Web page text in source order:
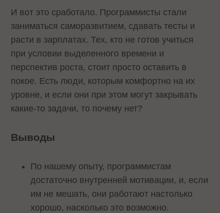
И вот это сработало. Программисты стали
заниматься саморазвитием, сдавать тесты и
расти в зарплатах. Тех, кто не готов учиться
при условии выделенного времени и
перспектив роста, стоит просто оставить в
покое. Есть люди, которым комфортно на их
уровне, и если они при этом могут закрывать
какие-то задачи, то почему нет?
Выводы
По нашему опыту, программистам
достаточно внутренней мотивации, и, если
им не мешать, они работают настолько
хорошо, насколько это возможно.